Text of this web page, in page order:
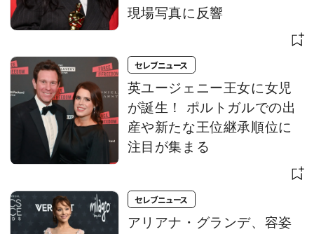
現場写真に反響
セレブニュース
英ユージェニー王女に女児
が誕生！ ポルトガルでの出
産や新たな王位継承順位に
注目が集まる
セレブニュース
アリアナ・グランデ、容姿